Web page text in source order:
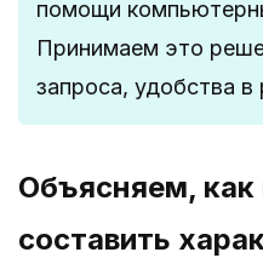
помощи
Принимаем это
запроса, удобства в
Объясняем, как
составить